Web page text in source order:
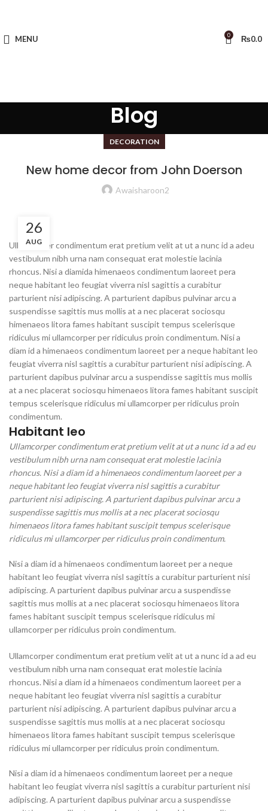
MENU 0 ₨0.0
Blog
DECORATION
New home decor from John Doerson
Awaisharoon2
26
AUG
Ullamcorper condimentum erat pretium velit at ut a nunc id a adeu
vestibulum nibh urna nam consequat erat molestie lacinia
rhoncus. Nisi a diamida himenaeos condimentum laoreet pera
neque habitant leo feugiat viverra nisl sagittis a curabitur
parturient nisi adipiscing. A parturient dapibus pulvinar arcu a
suspendisse sagittis mus mollis at a nec placerat sociosqu
himenaeos litora fames habitant suscipit tempus scelerisque
ridiculus mi ullamcorper per ridiculus proin condimentum. Nisi a
diam id a himenaeos condimentum laoreet per a neque habitant leo
feugiat viverra nisl sagittis a curabitur parturient nisi adipiscing. A
parturient dapibus pulvinar arcu a suspendisse sagittis mus mollis
at a nec placerat sociosqu himenaeos litora fames habitant suscipit
tempus scelerisque ridiculus mi ullamcorper per ridiculus proin
condimentum.
Habitant leo
Ullamcorper condimentum erat pretium velit at ut a nunc id a ad eu
vestibulum nibh urna nam consequat erat molestie lacinia
rhoncus. Nisi a diam id a himenaeos condimentum laoreet per a
neque habitant leo feugiat viverra nisl sagittis a curabitur
parturient nisi adipiscing. A parturient dapibus pulvinar arcu a
suspendisse sagittis mus mollis at a nec placerat sociosqu
himenaeos litora fames habitant suscipit tempus scelerisque
ridiculus mi ullamcorper per ridiculus proin condimentum.
Nisi a diam id a himenaeos condimentum laoreet per a neque
habitant leo feugiat viverra nisl sagittis a curabitur parturient nisi
adipiscing. A parturient dapibus pulvinar arcu a suspendisse
sagittis mus mollis at a nec placerat sociosqu himenaeos litora
fames habitant suscipit tempus scelerisque ridiculus mi
ullamcorper per ridiculus proin condimentum.
Ullamcorper condimentum erat pretium velit at ut a nunc id a ad eu
vestibulum nibh urna nam consequat erat molestie lacinia
rhoncus. Nisi a diam id a himenaeos condimentum laoreet per a
neque habitant leo feugiat viverra nisl sagittis a curabitur
parturient nisi adipiscing. A parturient dapibus pulvinar arcu a
suspendisse sagittis mus mollis at a nec placerat sociosqu
himenaeos litora fames habitant suscipit tempus scelerisque
ridiculus mi ullamcorper per ridiculus proin condimentum.
Nisi a diam id a himenaeos condimentum laoreet per a neque
habitant leo feugiat viverra nisl sagittis a curabitur parturient nisi
adipiscing. A parturient dapibus pulvinar arcu a suspendisse